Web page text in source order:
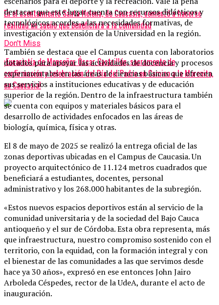
En el asentamiento Santa Helena, de Caucasia, comenzó a hacerse
realidad un sueño que beneficiará a la comunidad
Don't Miss
¡Eucaristía de Monseñor Óscar Castrillón, sacramento de
confirmación y celebración del Día del Padre en Camino a la Morenita,
en Caucasia!
destacar que este lugar cuenta con recursos didácticos y
tecnológicos acordes a las necesidades formativas, de
investigación y extensión de la Universidad en la región.
También se destaca que el Campus cuenta con laboratorios
dotados para apoyar las actividades de docencia y procesos
experimentales en las áreas de ciencias básicas que ofrecen
sus servicios a instituciones educativas y de educación
superior de la región. Dentro de la infraestructura también
se cuenta con equipos y materiales básicos para el
desarrollo de actividades enfocados en las áreas de
biología, química, física y otras.
El 8 de mayo de 2025 se realizó la entrega oficial de las
zonas deportivas ubicadas en el Campus de Caucasia. Un
proyecto arquitectónico de 11.124 metros cuadrados que
beneficiará a estudiantes, docentes, personal
administrativo y los 268.000 habitantes de la subregión.
«Estos nuevos espacios deportivos están al servicio de la
comunidad universitaria y de la sociedad del Bajo Cauca
antioqueño y el sur de Córdoba. Esta obra representa, más
que infraestructura, nuestro compromiso sostenido con el
territorio, con la equidad, con la formación integral y con
el bienestar de las comunidades a las que servimos desde
hace ya 30 años», expresó en ese entonces John Jairo
Arboleda Céspedes, rector de la UdeA, durante el acto de
inauguración.